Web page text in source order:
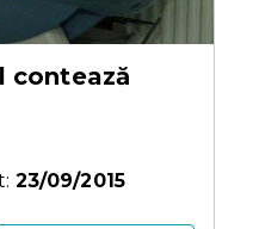
contează
23/09/2015